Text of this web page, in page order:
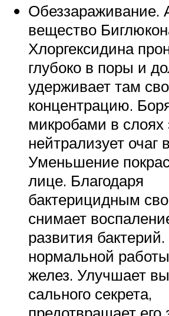
Обеззараживание.
вещество
Хлоргексидина
глубоко в поры и
удерживает там
концентрацию.
микробами в
нейтрализует очаг
Уменьшение
лице. Благодаря
бактерицидным
снимает
развития
нормальной
желез. Улучшает
сального секрета,